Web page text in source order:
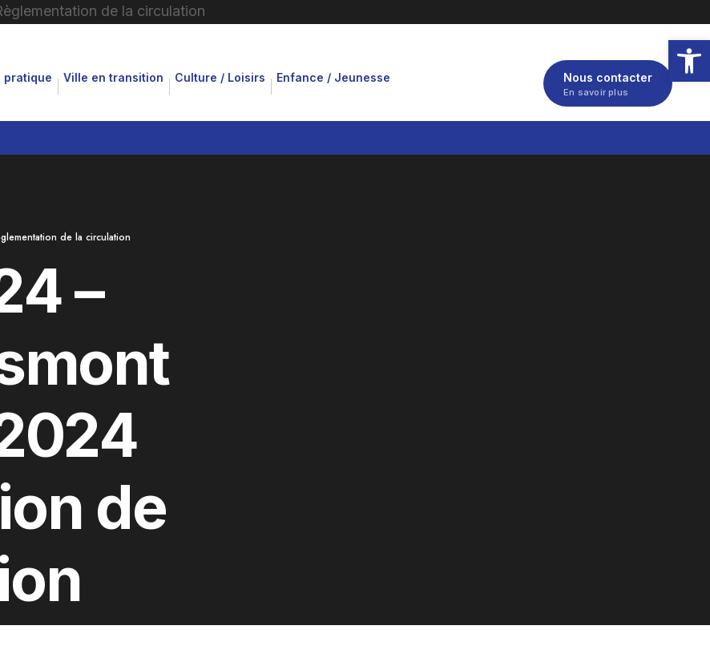
pratique Ville en transition Culture / Loisirs Enfance / Jeunesse Nous contacter
En savoir plus
de la circulation
–
de
Ouvrir